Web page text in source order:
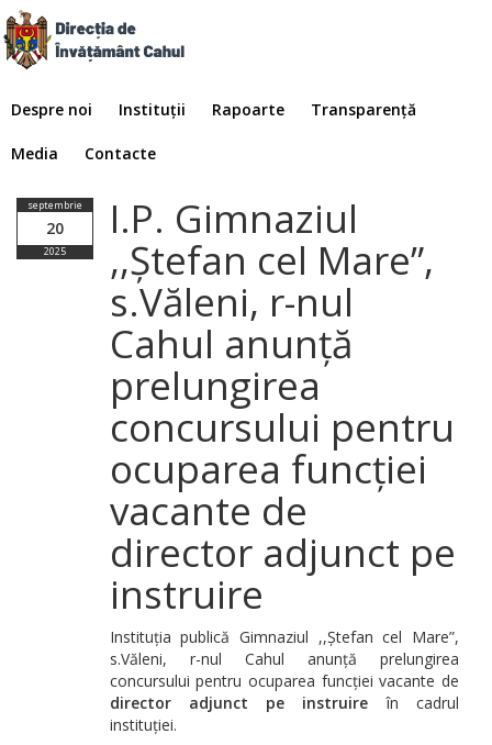
Despre noi Instituții Rapoarte Transparență
Media Contacte
septembrie
20
2025
I.P. Gimnaziul
,,Ștefan cel Mare”,
s.Văleni, r-nul
Cahul anunță
prelungirea
concursului pentru
ocuparea funcției
vacante de
director adjunct pe
instruire
Instituția publică Gimnaziul ,,Ștefan cel Mare”,
s.Văleni, r-nul Cahul anunță prelungirea
concursului pentru ocuparea funcției vacante de
director adjunct pe instruire în cadrul
instituției.